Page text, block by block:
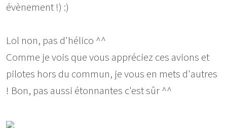
évènement !) :)
Lol non, pas d'hélico ^^
Comme je vois que vous appréciez ces avions et
pilotes hors du commun, je vous en mets d'autres
! Bon, pas aussi étonnantes c'est sûr ^^